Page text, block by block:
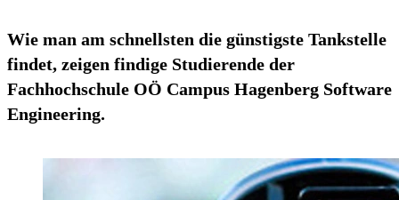
Wie man am schnellsten die günstigste Tankstelle
findet, zeigen findige Studierende der
Fachhochschule OÖ Campus Hagenberg Software
Engineering.